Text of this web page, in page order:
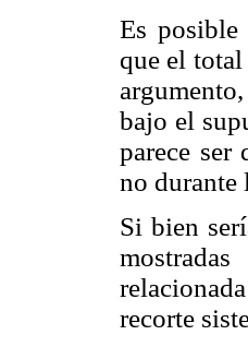
Es posible
que el
bajo el
parece ser
no durante
Si bien
recorte